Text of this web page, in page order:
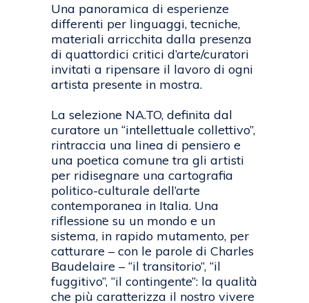
Una panoramica di esperienze
differenti per linguaggi, tecniche,
materiali arricchita dalla presenza
di quattordici critici d’arte/curatori
invitati a ripensare il lavoro di ogni
artista presente in mostra.
La selezione NA.TO, definita dal
curatore un “intellettuale collettivo”,
rintraccia una linea di pensiero e
una poetica comune tra gli artisti
per ridisegnare una cartografia
politico-culturale dell’arte
contemporanea in Italia. Una
riflessione su un mondo e un
sistema, in rapido mutamento, per
catturare – con le parole di Charles
Baudelaire – “il transitorio”, “il
fuggitivo”, “il contingente”: la qualità
che più caratterizza il nostro vivere